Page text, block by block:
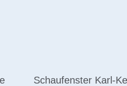
Schaufenster Karl-